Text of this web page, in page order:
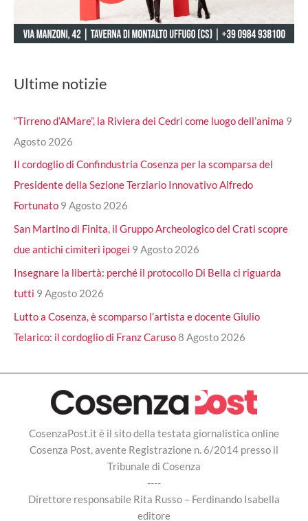
Ultime notizie
“Tirreno d’AMare”, la Riviera dei Cedri come luogo dell’anima 9
Agosto 2026
Il cordoglio di Confindustria Cosenza per la scomparsa del
Presidente della Sezione Terziario Innovativo Alfredo
Fortunato 9 Agosto 2026
San Martino di Finita, il Gruppo Archeologico del Crati scopre
due antichi cimiteri ipogei 9 Agosto 2026
Insegnare la libertà: perché il protocollo Di Bella ci riguarda
tutti 9 Agosto 2026
Lutto a Cosenza, è scomparso l’artista e docente Giulio
Telarico: il cordoglio di Franz Caruso8 Agosto 2026
CosenzaPost.it è il sito della testata giornalistica online
Cosenza Post, avente Registrazione n. 6/2014 presso il
Tribunale di Cosenza
----
Direttore responsabile Rita Russo – Ferdinando Isabella
editore